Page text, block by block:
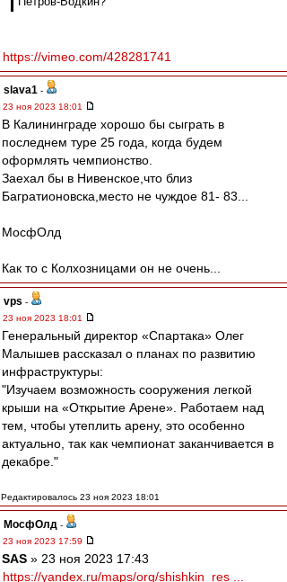
https://vimeo.com/428281741
slava1 -
23 ноя 2023 18:01
В Калининграде хорошо бы сыграть в
последнем туре 25 года, когда будем
оформлять чемпионство.
Заехал бы в Нивенское,что близ
Багратионовска,место не чуждое 81- 83...
МосфОлд
Как то с Колхозницами он не очень...
vps -
23 ноя 2023 18:01
Генеральный директор «Спартака» Олег
Малышев рассказал о планах по развитию
инфраструктуры:
"Изучаем возможность сооружения легкой
крыши на «Открытие Арене». Работаем над
тем, чтобы утеплить арену, это особенно
актуально, так как чемпионат заканчивается в
декабре."
Редактировалось 23 ноя 2023 18:01
МосфОлд -
23 ноя 2023 17:59
SAS » 23 ноя 2023 17:43
https://yandex.ru/maps/org/shishkin_res ...